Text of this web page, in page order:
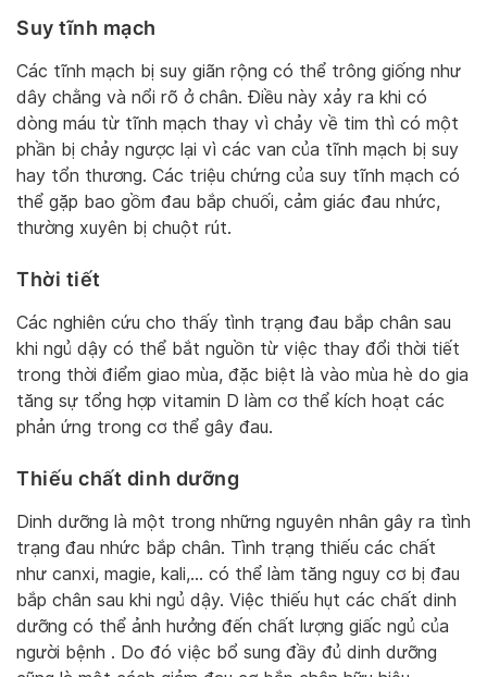
Suy tĩnh mạch
Các tĩnh mạch bị suy giãn rộng có thể trông giống như
dây chằng và nổi rõ ở chân. Điều này xảy ra khi có
dòng máu từ tĩnh mạch thay vì chảy về tim thì có một
phần bị chảy ngược lại vì các van của tĩnh mạch bị suy
hay tổn thương. Các triệu chứng của suy tĩnh mạch có
thể gặp bao gồm đau bắp chuối, cảm giác đau nhức,
thường xuyên bị chuột rút.
Thời tiết
Các nghiên cứu cho thấy tình trạng đau bắp chân sau
khi ngủ dậy có thể bắt nguồn từ việc thay đổi thời tiết
trong thời điểm giao mùa, đặc biệt là vào mùa hè do gia
tăng sự tổng hợp vitamin D làm cơ thể kích hoạt các
phản ứng trong cơ thể gây đau.
Thiếu chất dinh dưỡng
Dinh dưỡng là một trong những nguyên nhân gây ra tình
trạng đau nhức bắp chân. Tình trạng thiếu các chất
như canxi, magie, kali,… có thể làm tăng nguy cơ bị đau
bắp chân sau khi ngủ dậy. Việc thiếu hụt các chất dinh
dưỡng có thể ảnh hưởng đến chất lượng giấc ngủ của
người bệnh . Do đó việc bổ sung đầy đủ dinh dưỡng